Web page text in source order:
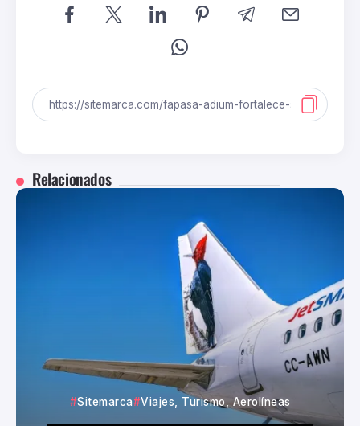
Relacionados
Sitemarca Viajes, Turismo, Aerolíneas